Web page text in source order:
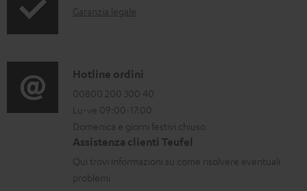
i
b
i
l
i
r
z
i
o
n
i
d
I
o
r
m
a
z
i
Garanzia legale
C
o
n
t
a
t
Hotline ordini
00800 200 300 40
Lu-ve 09:00-17:00
Domenica e giorni festivi chiuso
Assistenza clienti Teufel
Qui trovi informazioni su come risolvere eventuali
problemi